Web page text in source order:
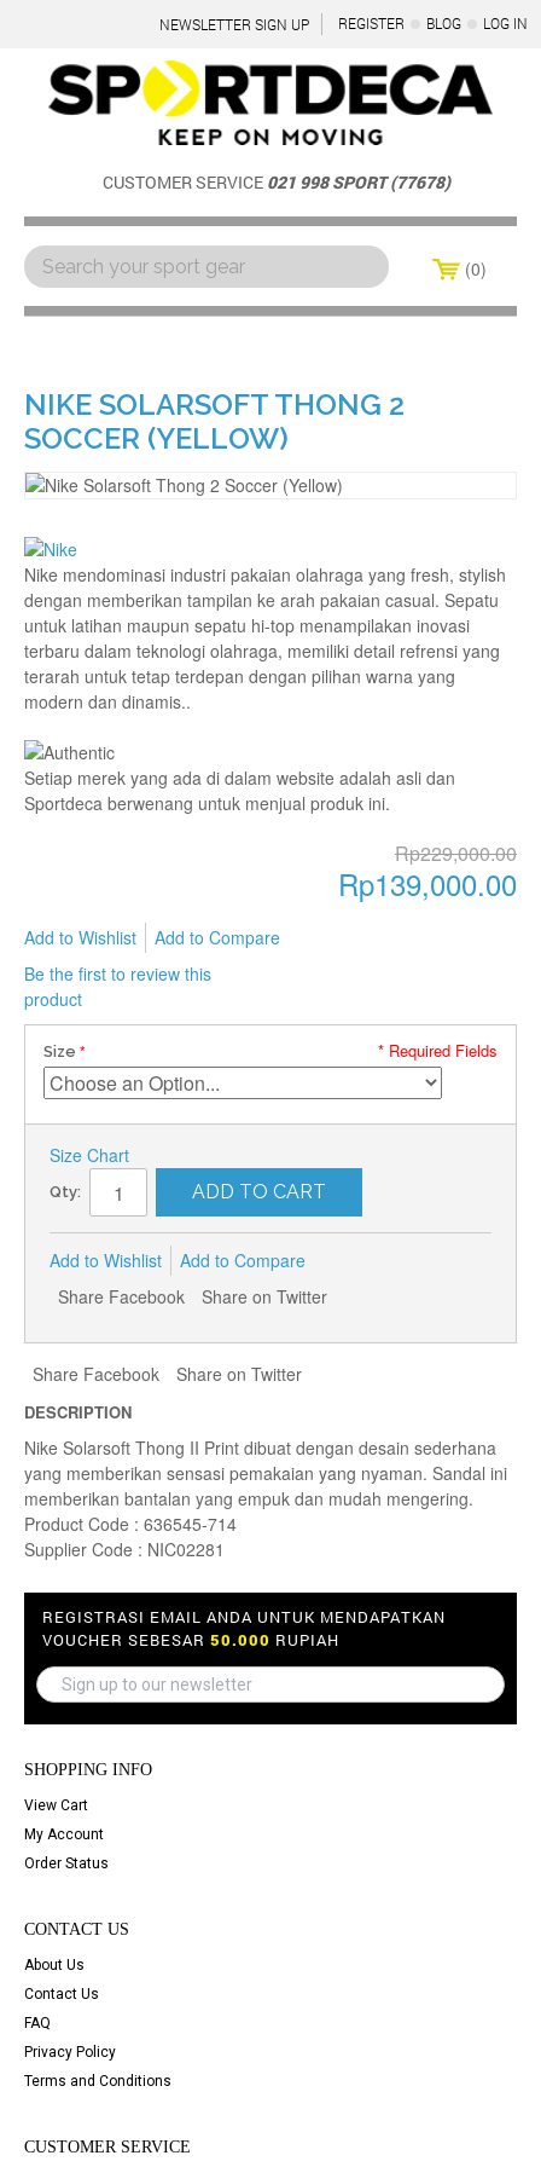
NEWSLETTER SIGN UP REGISTER BLOG LOG IN
CUSTOMER SERVICE 021 998 SPORT (77678)
0
Menu
NIKE SOLARSOFT THONG 2
SOCCER (YELLOW)
Nike mendominasi industri pakaian olahraga yang fresh, stylish
dengan memberikan tampilan ke arah pakaian casual. Sepatu
untuk latihan maupun sepatu hi-top menampilakan inovasi
terbaru dalam teknologi olahraga, memiliki detail refrensi yang
terarah untuk tetap terdepan dengan pilihan warna yang
modern dan dinamis..
Setiap merek yang ada di dalam website adalah asli dan
Sportdeca berwenang untuk menjual produk ini.
Rp229,000.00
Rp139,000.00
Add to Wishlist
Add to Compare
Be the first to review this
product
Size * Required Fields
Size Chart
Qty: ADD TO CART
Add to Wishlist
Add to Compare
Share Facebook
Share on Twitter
Share Facebook Share on Twitter
DESCRIPTION
Nike Solarsoft Thong II Print dibuat dengan desain sederhana
yang memberikan sensasi pemakaian yang nyaman. Sandal ini
memberikan bantalan yang empuk dan mudah mengering.
Product Code : 636545-714
Supplier Code : NIC02281
REGISTRASI EMAIL ANDA UNTUK MENDAPATKAN
VOUCHER SEBESAR 50.000 RUPIAH
SHOPPING INFO
View Cart
My Account
Order Status
CONTACT US
About Us
Contact Us
FAQ
Privacy Policy
Terms and Conditions
CUSTOMER SERVICE